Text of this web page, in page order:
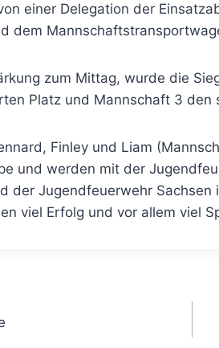
einer Delegation der
dem
zum Mittag, wurde die
Platz und Mannschaft 3 den
Finley und Liam
und werden mit der
der Jugendfeuerwehr
viel Erfolg und vor allem viel